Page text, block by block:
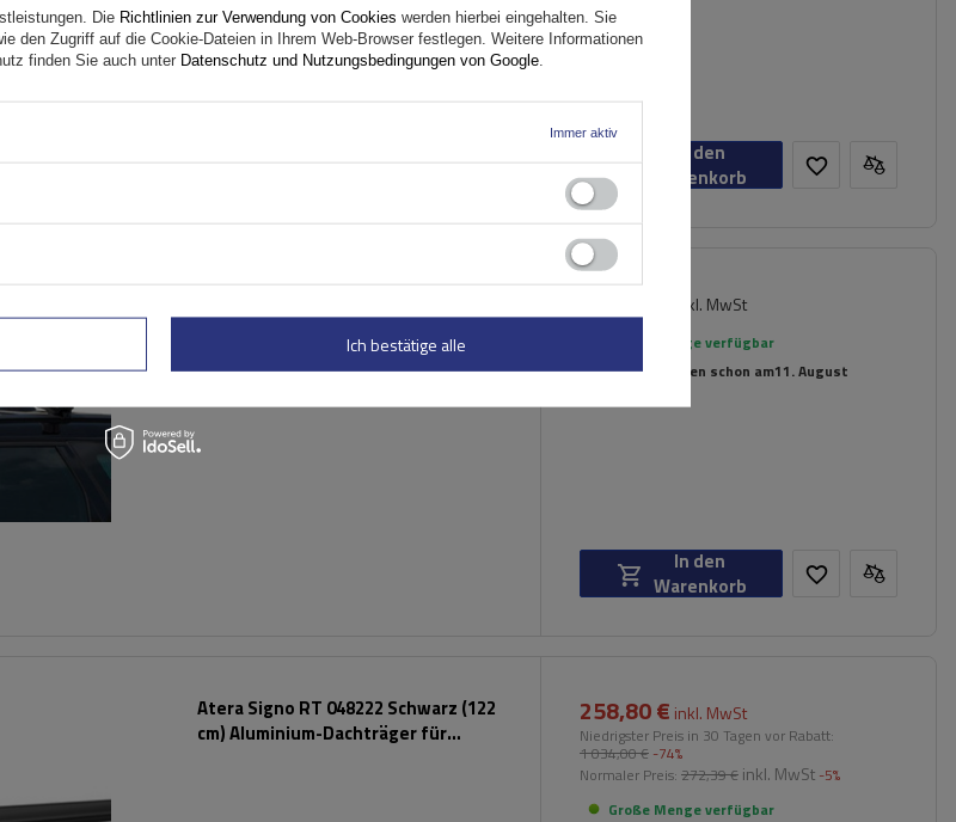
In den
Warenkorb
traditionelle und integrierte
Aluminiumschienen
inkl. MwSt
Große Menge verfügbar
Wir versenden schon am11. August
In den
Warenkorb
Atera Signo RT 048222 Schwarz (122
cm) Aluminium-Dachträger für
258,80 € inkl. MwSt
Niedrigster Preis in 30 Tagen vor Rabatt:
1 034,00 € -74%
Normaler Preis: 272,39 € inkl. MwSt -5%
Große Menge verfügbar
Die Richtlinien zur Verwendung von Cookies werden hierbei eingehalten. Sie
den Zugriff auf die Cookie-Dateien in Ihrem Web-Browser festlegen. Weitere Informationen
finden Sie auch unter Datenschutz und Nutzungsbedingungen von Google
Immer aktiv
Ich bestätige alle